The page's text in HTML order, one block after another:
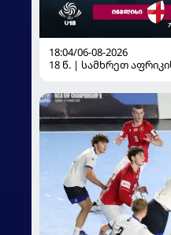
18:04/06-08-2026
18 წ. | სამხრეთ